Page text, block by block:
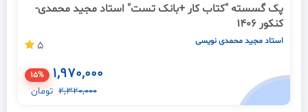
پک گسسته "کتاب کار +بانک تست" استاد مجید محمدی-
کنکور 1406
استاد مجید محمدی نویسی 5
1,970,000
15%
2,320,000 تومان